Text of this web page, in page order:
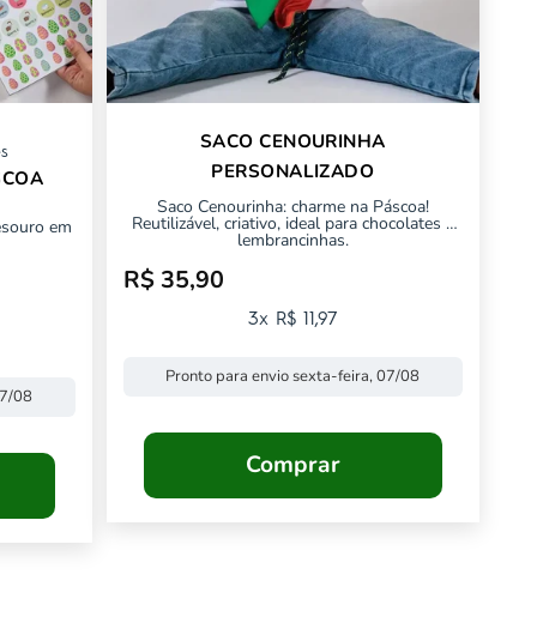
em
08
SACO CENOURINHA
PERSONALIZADO
Saco Cenourinha: charme na Páscoa!
Reutilizável, criativo, ideal para chocolates e
lembrancinhas.
Preço promocional
R$ 35,90
3x R$ 11,97
Pronto para envio sexta-feira, 07/08
Comprar